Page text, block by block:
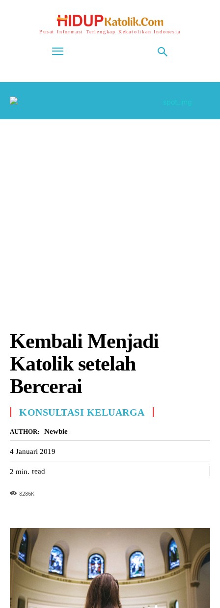
Pusat Informasi Terlengkap Kekatolikan Indonesia
Kembali Menjadi
Katolik setelah
Bercerai
KONSULTASI KELUARGA
AUTHOR: Newbie
4 Januari 2019
2 min. read
8286K